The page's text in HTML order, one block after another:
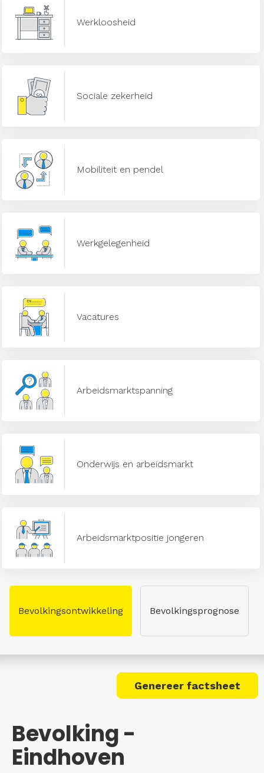
Werkloosheid
Sociale zekerheid
Mobiliteit en pendel
Werkgelegenheid
Vacatures
Arbeidsmarktspanning
Onderwijs en arbeidsmarkt
Arbeidsmarktpositie jongeren
Bevolkingsontwikkeling Bevolkingsprognose
Genereer factsheet
Bevolking -
Eindhoven